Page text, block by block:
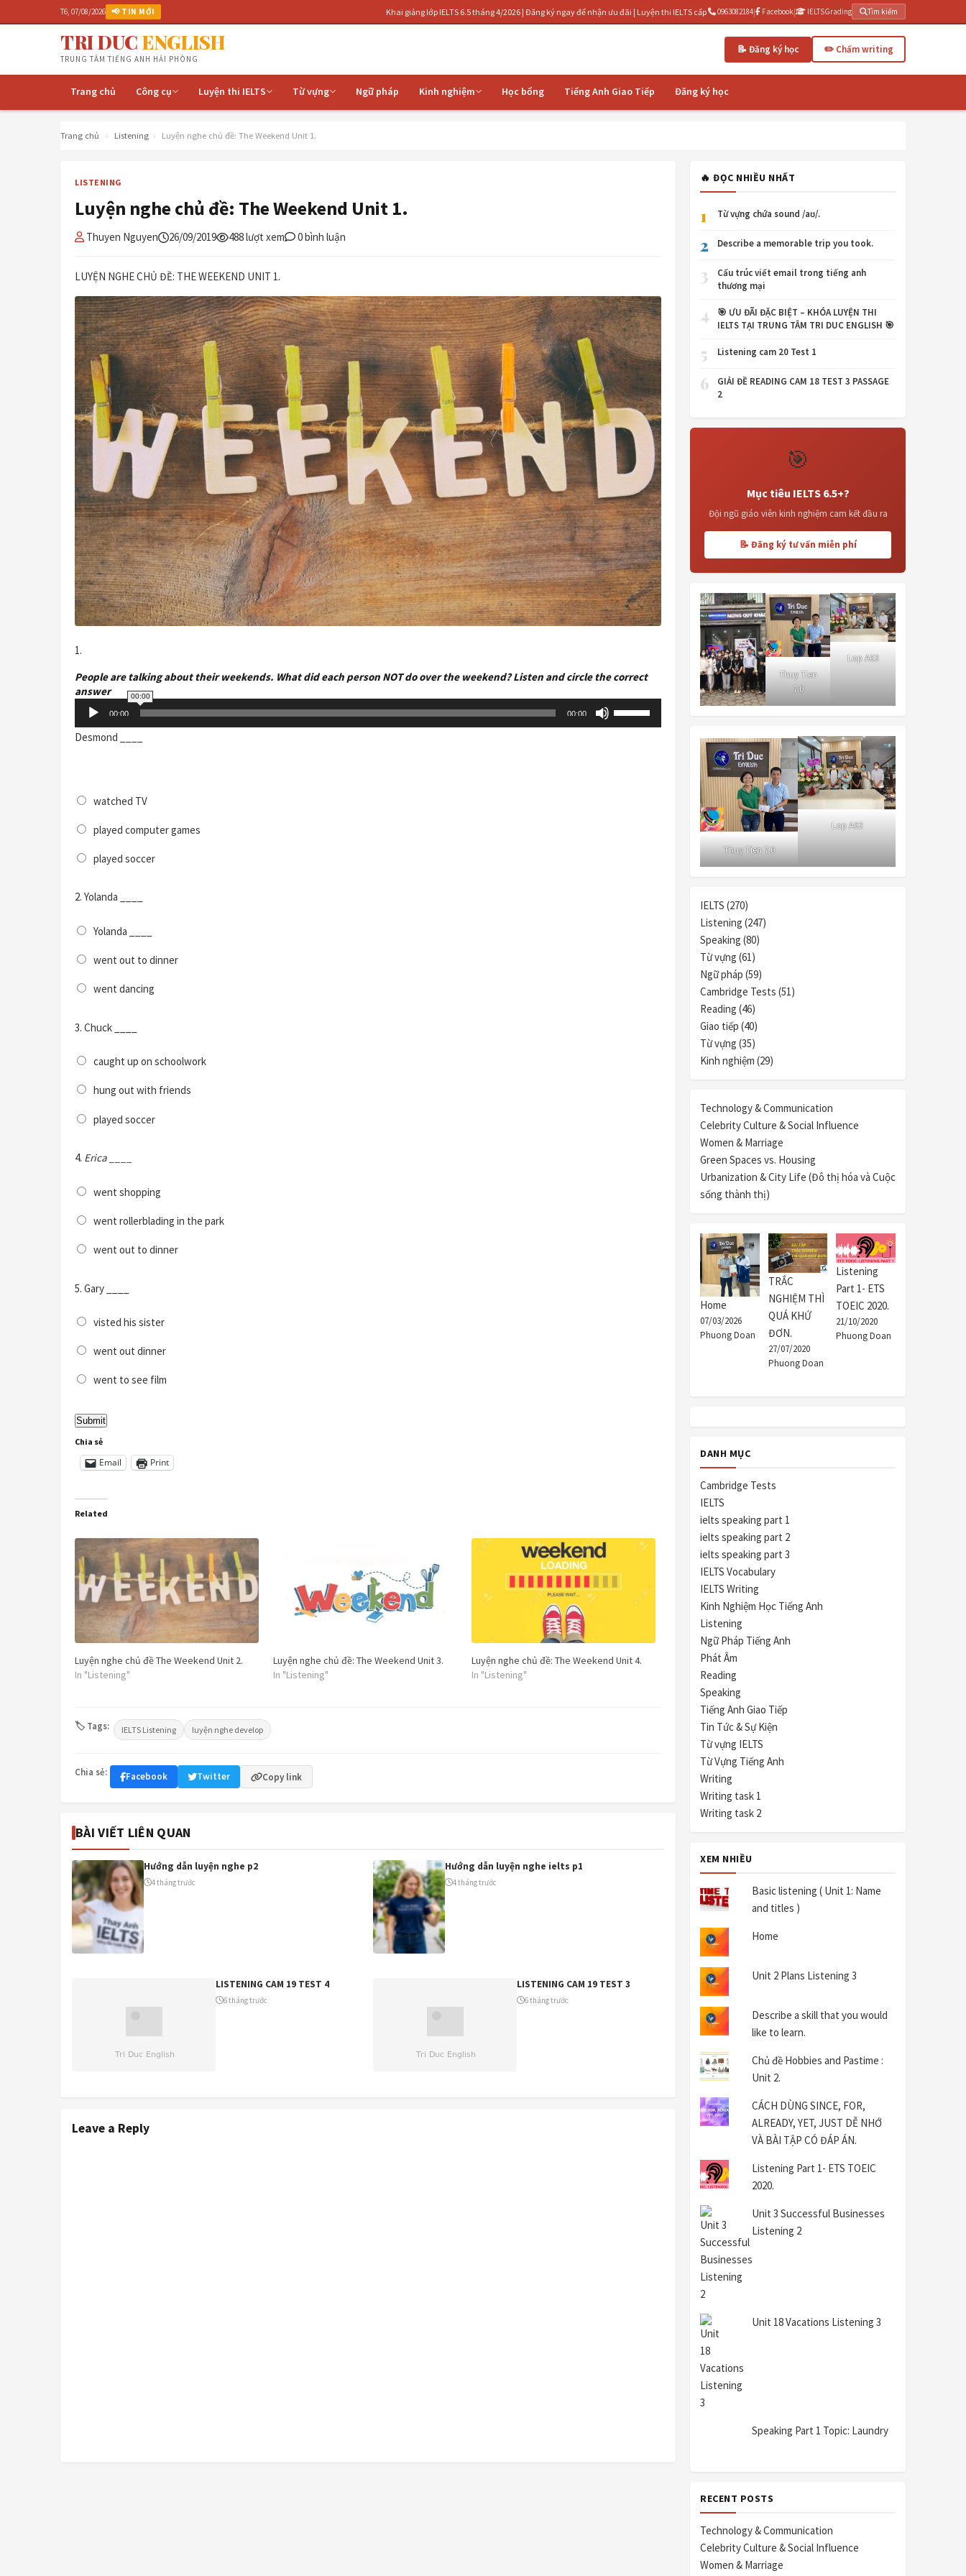
T6, 07/08/2026 📢 TIN MỚI Khai giảng lớp IELTS 6.5 tháng 4/2026 | Đăng ký ngay để nhận ưu đãi | Luyện thi IELTS cấp tốc 3 tháng | IELTSGrading.com - Chấm writing AI miễn phí
0963082184| Facebook| IELTSGrading Tìm kiếm
TRI DUC ENGLISH
TRUNG TÂM TIẾNG ANH HẢI PHÒNG
📝 Đăng ký học ✏️ Chấm writing
Trang chủ Công cụ Luyện thi IELTS Từ vựng Ngữ pháp Kinh nghiệm Học bổng Tiếng Anh Giao Tiếp Đăng ký học
Trang chủ › Listening › Luyện nghe chủ đề: The Weekend Unit 1.
LISTENING
Luyện nghe chủ đề: The Weekend Unit 1.
Thuyen Nguyen 26/09/2019 488 lượt xem 0 bình luận
LUYỆN NGHE CHỦ ĐỀ: THE WEEKEND UNIT 1.
1.
People are talking about their weekends. What did each person NOT do over the weekend? Listen and circle the correct
answer
Audio
Player
00:00
00:00
00:00
Use
Up/Down
Desmond ____
watched TV
played computer games
played soccer
2. Yolanda ____
Yolanda ____
went out to dinner
went dancing
3. Chuck ____
caught up on schoolwork
hung out with friends
played soccer
4. Erica ____
went shopping
went rollerblading in the park
went out to dinner
5. Gary ____
visted his sister
went out dinner
went to see film
Chia sẻ
Email Print
Related
Luyện nghe chủ đề The Weekend Unit 2.
In "Listening"
Luyện nghe chủ đề: The Weekend Unit 3.
In "Listening"
Luyện nghe chủ đề: The Weekend Unit 4.
In "Listening"
🏷 Tags: IELTS Listening luyện nghe develop
Chia sẻ: Facebook Twitter Copy link
BÀI VIẾT LIÊN QUAN
Hướng dẫn luyện nghe p2
4 tháng trước
Hướng dẫn luyện nghe ielts p1
4 tháng trước
LISTENING CAM 19 TEST 4
6 tháng trước
LISTENING CAM 19 TEST 3
6 tháng trước
Leave a Reply
🔥 ĐỌC NHIỀU NHẤT
1 Từ vựng chứa sound /aʊ/.
2 Describe a memorable trip you took.
3
Cấu trúc viết email trong tiếng anh
thương mại
4
🎯 ƯU ĐÃI ĐẶC BIỆT – KHÓA LUYỆN THI
IELTS TẠI TRUNG TÂM TRI DUC ENGLISH 🎯
5 Listening cam 20 Test 1
6
GIẢI ĐỀ READING CAM 18 TEST 3 PASSAGE
2
🎯
Mục tiêu IELTS 6.5+?
Đội ngũ giáo viên kinh nghiệm cam kết đầu ra
📝 Đăng ký tư vấn miễn phí
Thuy Tien
7.0
Lop A63
Thuy Tien 7.0
Lop A63
IELTS (270)
Listening (247)
Speaking (80)
Từ vựng (61)
Ngữ pháp (59)
Cambridge Tests (51)
Reading (46)
Giao tiếp (40)
Từ vựng (35)
Kinh nghiệm (29)
Technology & Communication
Celebrity Culture & Social Influence
Women & Marriage
Green Spaces vs. Housing
Urbanization & City Life (Đô thị hóa và Cuộc
sống thành thị)
Home
07/03/2026
Phuong Doan
TRẮC
NGHIỆM THÌ
QUÁ KHỨ
ĐƠN.
27/07/2020
Phuong Doan
Listening
Part 1- ETS
TOEIC 2020.
21/10/2020
Phuong Doan
DANH MỤC
Cambridge Tests
IELTS
ielts speaking part 1
ielts speaking part 2
ielts speaking part 3
IELTS Vocabulary
IELTS Writing
Kinh Nghiệm Học Tiếng Anh
Listening
Ngữ Pháp Tiếng Anh
Phát Âm
Reading
Speaking
Tiếng Anh Giao Tiếp
Tin Tức & Sự Kiện
Từ vựng IELTS
Từ Vựng Tiếng Anh
Writing
Writing task 1
Writing task 2
XEM NHIỀU
Basic listening ( Unit 1: Name
and titles )
Home
Unit 2 Plans Listening 3
Describe a skill that you would
like to learn.
Chủ đề Hobbies and Pastime :
Unit 2.
CÁCH DÙNG SINCE, FOR,
ALREADY, YET, JUST DỄ NHỚ
VÀ BÀI TẬP CÓ ĐÁP ÁN.
Listening Part 1- ETS TOEIC
2020.
Unit 3 Successful Businesses
Listening 2
Unit 18 Vacations Listening 3
Speaking Part 1 Topic: Laundry
RECENT POSTS
Technology & Communication
Celebrity Culture & Social Influence
Women & Marriage
Khoá học Phát âm Tiếng Anh
Các bạn phát âm tiếng Anh chưa tốt, mua khoá học này đảm
bảo phát âm tốt nhé. Trong quá trình luyện đượchỗ trợ từ
giáo viên
.